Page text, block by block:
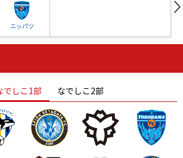
ニッパツ
名古屋
石人の星
静岡 愛媛Ｌ
でしこ1部 なでしこ2部